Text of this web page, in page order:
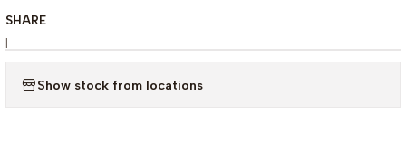
SHARE
|
Show stock from locations